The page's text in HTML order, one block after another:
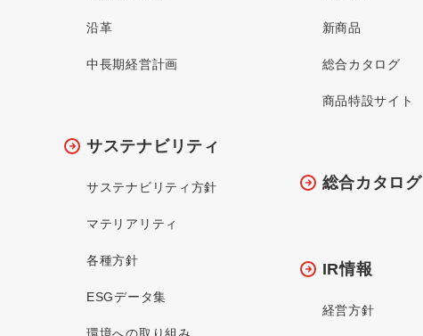
沿革
中長期経営計画
サステナビリティ
サステナビリティ方針
マテリアリティ
各種方針
ESGデータ集
新商品
総合カタログ
商品特設サイト
総合カタログ
IR情報
経営方針